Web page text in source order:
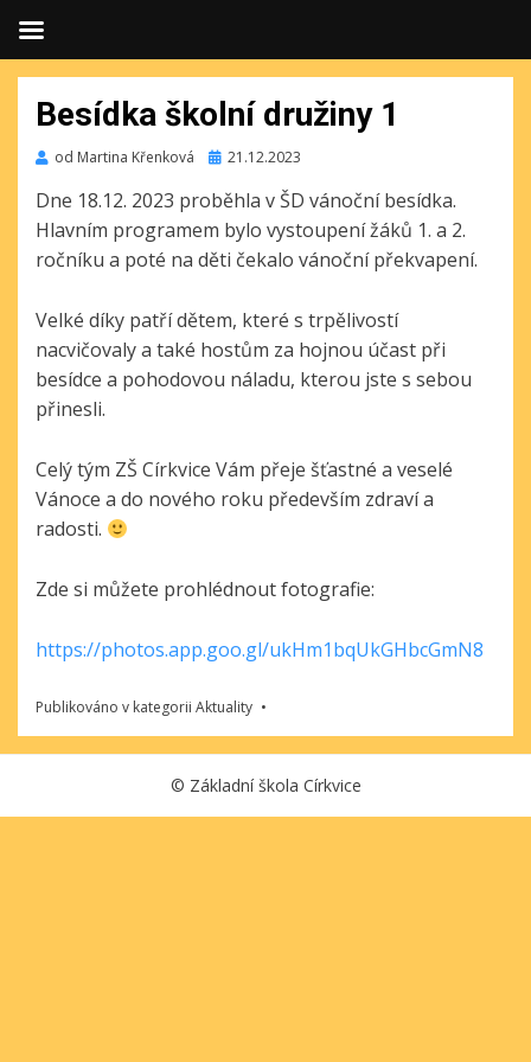
Besídka školní družiny 1
od Martina Křenková Publikováno
21.12.2023
Dne 18.12. 2023 proběhla v ŠD vánoční besídka.
Hlavním programem bylo vystoupení žáků 1. a 2.
ročníku a poté na děti čekalo vánoční překvapení.
Velké díky patří dětem, které s trpělivostí
nacvičovaly a také hostům za hojnou účast při
besídce a pohodovou náladu, kterou jste s sebou
přinesli.
Celý tým ZŠ Církvice Vám přeje šťastné a veselé
Vánoce a do nového roku především zdraví a
radosti.
Zde si můžete prohlédnout fotografie:
https://photos.app.goo.gl/ukHm1bqUkGHbcGmN8
Publikováno v kategorii Aktuality
© Základní škola Církvice